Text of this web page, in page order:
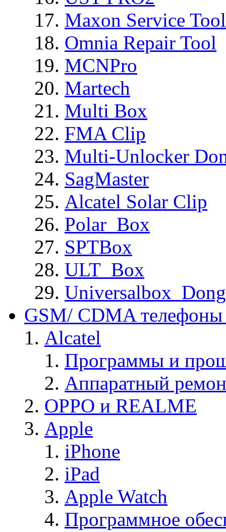
Maxon Service
Omnia Repair Tool
MCNPro
Martech
Multi Box
FMA Clip
Multi-Unlocker
SagMaster
Alcatel Solar Clip
Polar_Box
SPTBox
ULT_Box
GSM/ CDMA
Alcatel
Программы и
Аппаратный
OPPO и REALME
Apple
iPhone
iPad
Apple Watch
Программное